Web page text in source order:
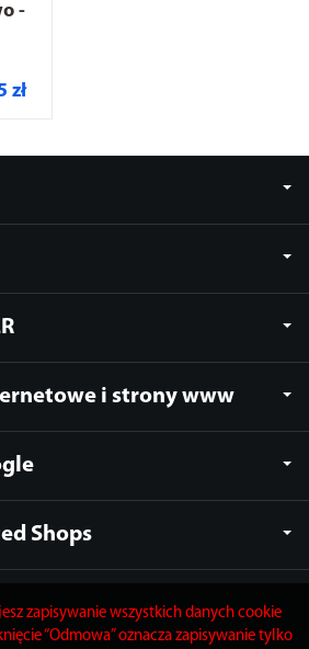
-
zł
i strony www
Shops
zapisywanie wszystkich danych cookie
“Odmowa” oznacza zapisywanie tylko